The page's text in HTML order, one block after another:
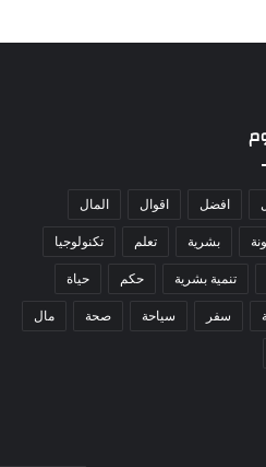
افضل اقوال المال
بشرية تعلم تكنولوجيا
تنمية بشرية حكم حياة
سفر سياحة صحة مال